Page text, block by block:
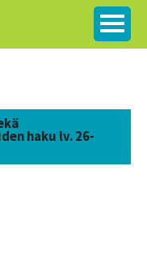
haku lv. 26-